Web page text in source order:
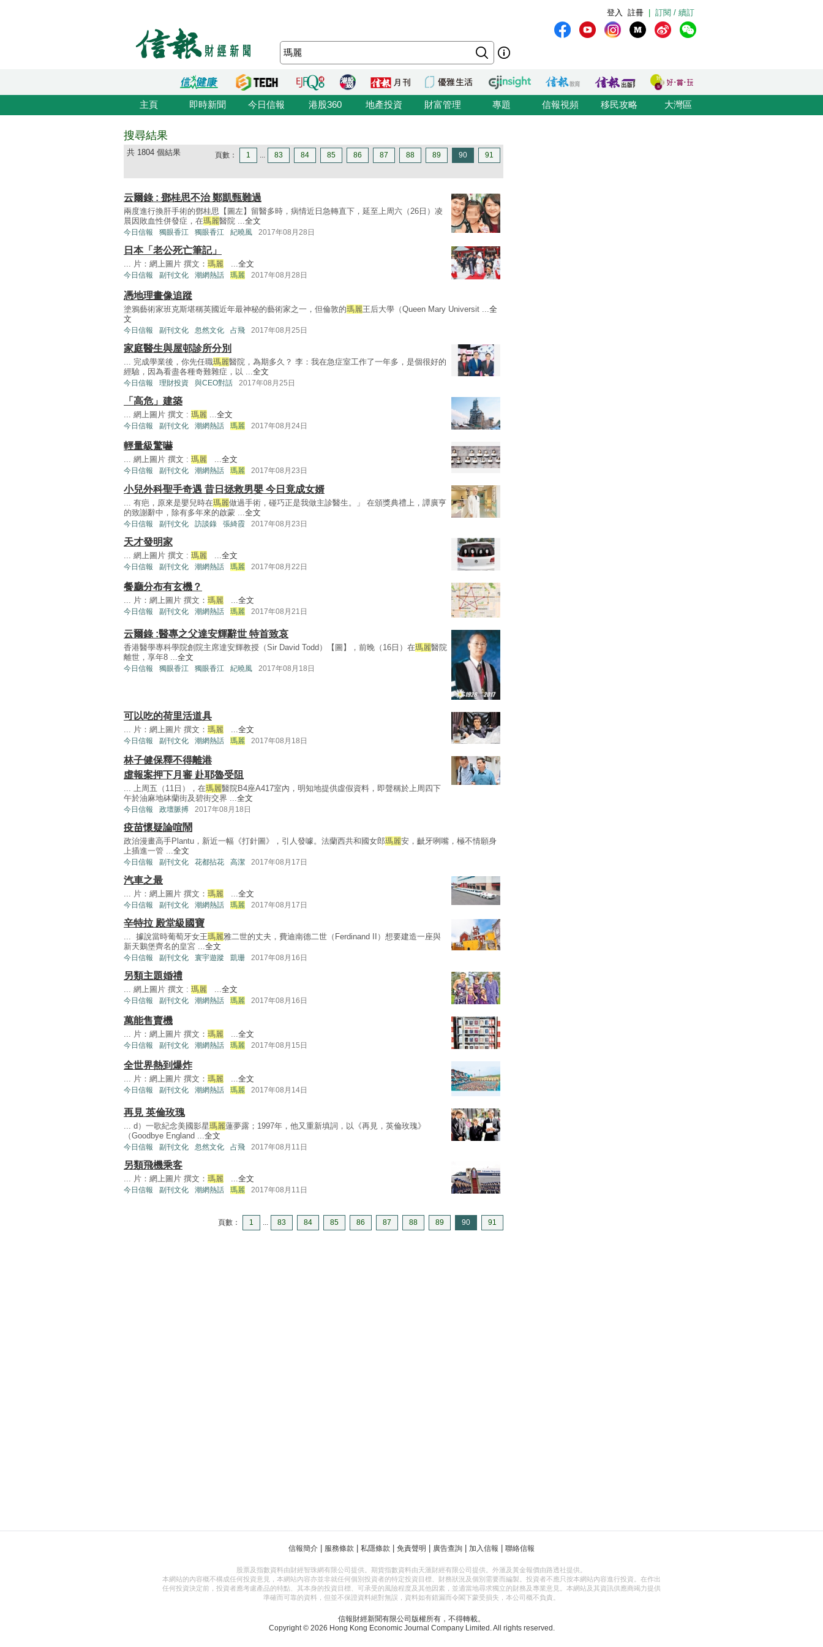
訂閱 / 續訂
註冊
登入
主頁 即時新聞 今日信報 港股360 地產投資 財富管理 專題 信報視頻 移民攻略 大灣區
搜尋結果
共 1804 個結果 頁數： 1 ... 83 84 85 86 87 88 89 90 91
云爾錄 : 鄧桂思不治 鄭凱甄難過
兩度進行換肝手術的鄧桂思【圖左】留醫多時，病情近日急轉直下，延至上周六（26日）凌
晨因敗血性併發症，在瑪麗醫院 ...全文
今日信報 獨眼香江 獨眼香江 紀曉風 2017年08月28日
日本「老公死亡筆記」
... 片：網上圖片 撰文： 瑪麗 ...全文
今日信報 副刊文化 潮網熱話 瑪麗 2017年08月28日
憑地理畫像追蹤
塗鴉藝術家班克斯堪稱英國近年最神秘的藝術家之一，但倫敦的瑪麗王后大學（Queen Mary Universit ...全
文
今日信報 副刊文化 忽然文化 占飛 2017年08月25日
家庭醫生與屋邨診所分別
... 完成學業後，你先任職瑪麗醫院，為期多久？ 李：我在急症室工作了一年多，是個很好的
經驗，因為看盡各種奇難雜症，以 ...全文
今日信報 理財投資 與CEO對話 2017年08月25日
「高危」建築
... 網上圖片 撰文 : 瑪麗 ...全文
今日信報 副刊文化 潮網熱話 瑪麗 2017年08月24日
輕量級驚嚇
... 網上圖片 撰文 : 瑪麗 ...全文
今日信報 副刊文化 潮網熱話 瑪麗 2017年08月23日
小兒外科聖手奇遇 昔日拯救男嬰 今日竟成女婿
... 有疤，原來是嬰兒時在瑪麗做過手術，碰巧正是我做主診醫生。」 在頒獎典禮上，譚廣亨
的致謝辭中，除有多年來的啟蒙 ...全文
今日信報 副刊文化 訪談錄 張綺霞 2017年08月23日
天才發明家
... 網上圖片 撰文 : 瑪麗 ...全文
今日信報 副刊文化 潮網熱話 瑪麗 2017年08月22日
餐廳分布有玄機？
... 片：網上圖片 撰文： 瑪麗 ...全文
今日信報 副刊文化 潮網熱話 瑪麗 2017年08月21日
云爾錄 :醫專之父達安輝辭世 特首致哀
香港醫學專科學院創院主席達安輝教授（Sir David Todd）【圖】，前晚（16日）在瑪麗醫院
離世，享年8 ... 全文
今日信報 獨眼香江 獨眼香江 紀曉風 2017年08月18日
可以吃的荷里活道具
... 片：網上圖片 撰文： 瑪麗 ...全文
今日信報 副刊文化 潮網熱話 瑪麗 2017年08月18日
林子健保釋不得離港
虛報案押下月審 赴耶魯受阻
... 上周五（11日），在瑪麗醫院B4座A417室內，明知地提供虛假資料，即聲稱於上周四下
午於油麻地砵蘭街及碧街交界 ...全文
今日信報 政壇脈搏 2017年08月18日
疫苗懷疑論喧鬧
政治漫畫高手Plantu，新近一幅《打針圖》，引人發噱。法蘭西共和國女郎瑪麗安，齜牙咧嘴，極不情願身
上插進一管 ...全文
今日信報 副刊文化 花都拈花 高潔 2017年08月17日
汽車之最
... 片：網上圖片 撰文： 瑪麗 ...全文
今日信報 副刊文化 潮網熱話 瑪麗 2017年08月17日
辛特拉 殿堂級國寶
... 據說當時葡萄牙女王瑪麗雅二世的丈夫，費迪南德二世（Ferdinand II）想要建造一座與
新天鵝堡齊名的皇宮 ...全文
今日信報 副刊文化 寰宇遊蹤 凱珊 2017年08月16日
另類主題婚禮
... 網上圖片 撰文 : 瑪麗 ...全文
今日信報 副刊文化 潮網熱話 瑪麗 2017年08月16日
萬能售賣機
... 片：網上圖片 撰文： 瑪麗 ...全文
今日信報 副刊文化 潮網熱話 瑪麗 2017年08月15日
全世界熱到爆炸
... 片：網上圖片 撰文： 瑪麗 全文
今日信報 副刊文化 潮網熱話 瑪麗 2017年08月14日
再見 英倫玫瑰
... d）一歌紀念美國影星瑪麗蓮夢露；1997年，他又重新填詞，以《再見，英倫玫瑰》
（Goodbye England ...全文
今日信報 副刊文化 忽然文化 占飛 2017年08月11日
另類飛機乘客
... 片：網上圖片 撰文： 瑪麗 ...全文
今日信報 副刊文化 潮網熱話 瑪麗 2017年08月11日
頁數： 1 ... 83 84 85 86 87 88 89 90 91
信報簡介 服務條款 私隱條款 免責聲明 廣告查詢 加入信報 聯絡信報
股票及指數資料由財經智珠網有限公司提供。期貨指數資料由天滙財經有限公司提供。外滙及黃金報價由路透社提供。
本網站的內容概不構成任何投資意見，本網站內容亦並非就任何個別投資者的特定投資目標、財務狀況及個別需要而編製。投資者不應只按本網站內容進行投資。在作出
任何投資決定前，投資者應考慮產品的特點、其本身的投資目標、可承受的風險程度及其他因素，並適當地尋求獨立的財務及專業意見。本網站及其資訊供應商竭力提供
準確而可靠的資料，但並不保證資料絕對無誤，資料如有錯漏而令閣下蒙受損失，本公司概不負責。
信報財經新聞有限公司版權所有，不得轉載。
Copyright © 2026 Hong Kong Economic Journal Company Limited. All rights reserved.